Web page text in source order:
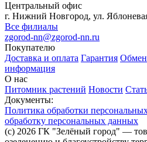
Центральный офис
г. Нижний Новгород, ул.
Все филиалы
zgorod-nn@zgorod-nn.ru
Покупателю
Доставка и оплата Гарантия Обмен
информация
О нас
Питомник растений Новости
Документы:
Политика обработки
обработку персональных данных
(c) 2026 ГК "Зелёный город" —